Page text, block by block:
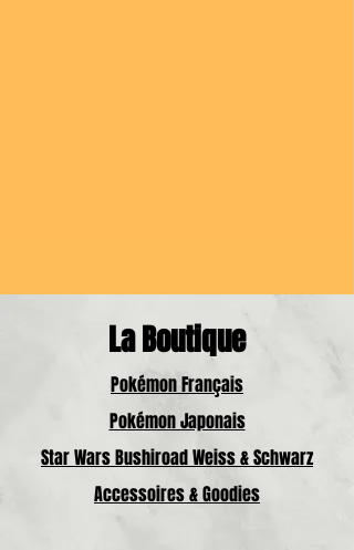
La Boutique
Pokémon Français
Pokémon Japonais
Star Wars Bushiroad Weiss & Schwarz
Accessoires & Goodies